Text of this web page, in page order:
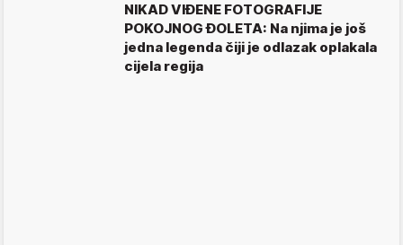
NIKAD VIĐENE FOTOGRAFIJE
POKOJNOG ĐOLETA: Na njima je još
jedna legenda čiji je odlazak oplakala
cijela regija